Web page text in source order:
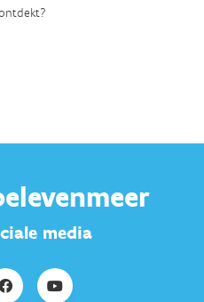
media